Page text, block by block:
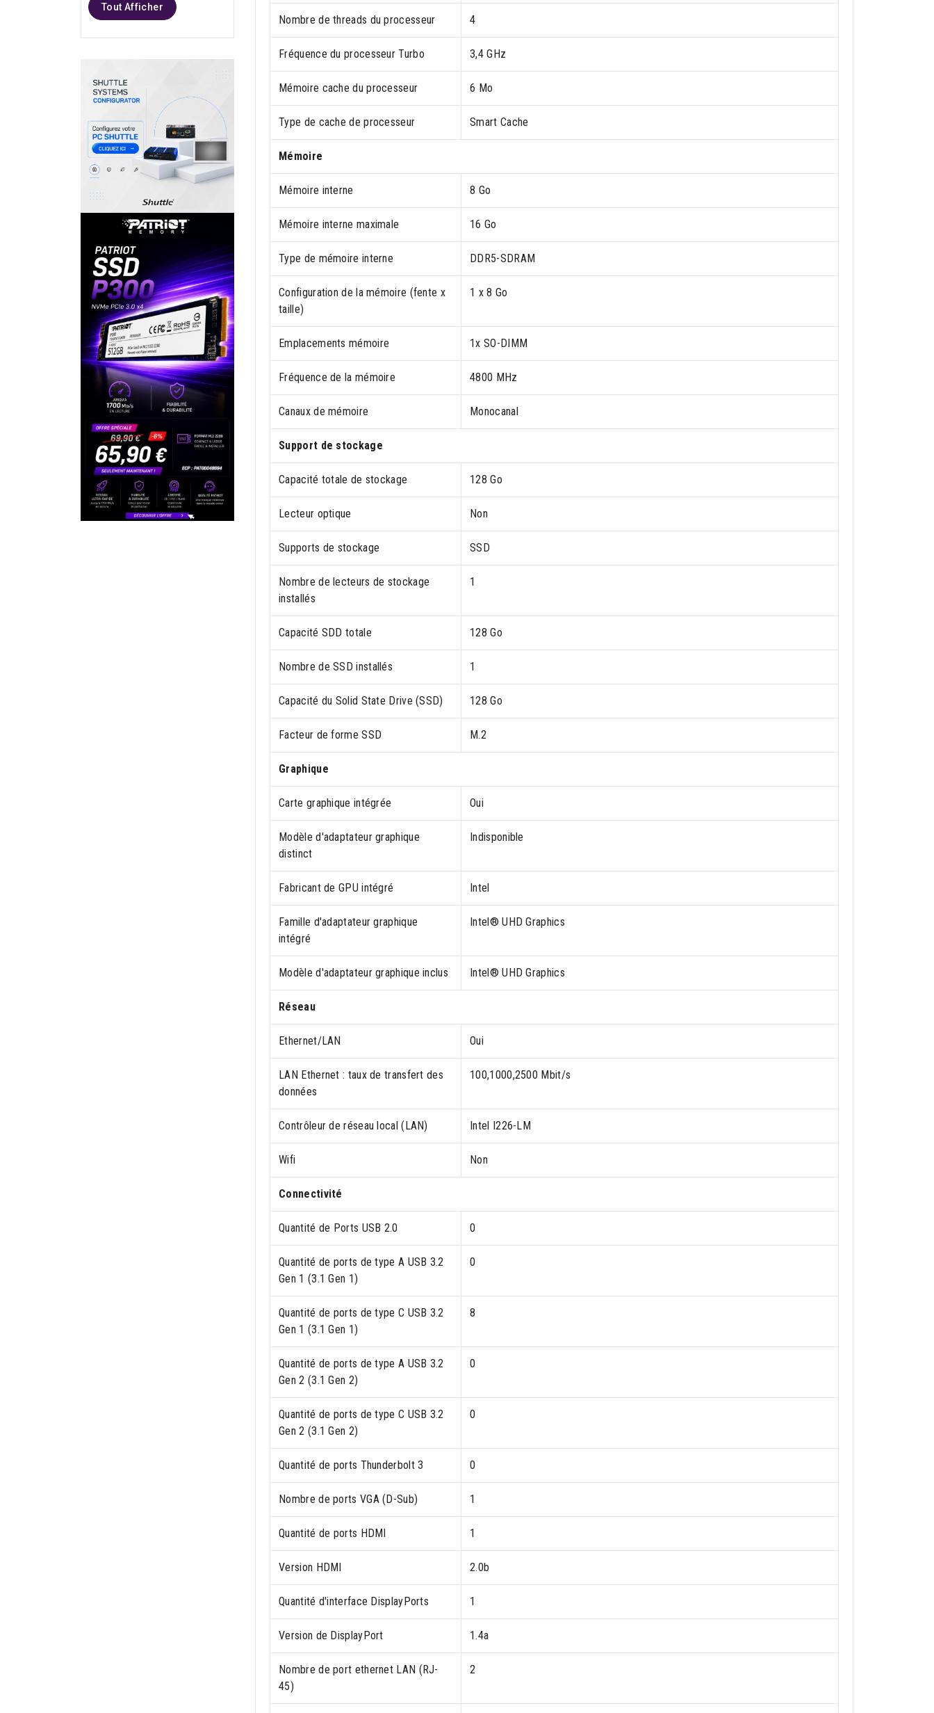
Tout Afficher
Nombre de threads du processeur 4
Fréquence du processeur Turbo 3,4 GHz
Mémoire cache du processeur 6 Mo
Type de cache de processeur Smart Cache
Mémoire
Mémoire interne 8 Go
Mémoire interne maximale 16 Go
Type de mémoire interne DDR5-SDRAM
Configuration de la mémoire (fente x
taille)
1 x 8 Go
Emplacements mémoire 1x SO-DIMM
Fréquence de la mémoire 4800 MHz
Canaux de mémoire Monocanal
Support de stockage
Capacité totale de stockage 128 Go
Lecteur optique Non
Supports de stockage SSD
Nombre de lecteurs de stockage
installés
1
Capacité SDD totale 128 Go
Nombre de SSD installés 1
Capacité du Solid State Drive (SSD) 128 Go
Facteur de forme SSD M.2
Graphique
Carte graphique intégrée Oui
Modèle d'adaptateur graphique
distinct
Indisponible
Fabricant de GPU intégré Intel
Famille d'adaptateur graphique
intégré
Intel® UHD Graphics
Modèle d'adaptateur graphique inclus Intel® UHD Graphics
Réseau
Ethernet/LAN Oui
LAN Ethernet : taux de transfert des
données
100,1000,2500 Mbit/s
Contrôleur de réseau local (LAN) Intel I226-LM
Wifi Non
Connectivité
Quantité de Ports USB 2.0 0
Quantité de ports de type A USB 3.2
Gen 1 (3.1 Gen 1)
0
Quantité de ports de type C USB 3.2
Gen 1 (3.1 Gen 1)
8
Quantité de ports de type A USB 3.2
Gen 2 (3.1 Gen 2)
0
Quantité de ports de type C USB 3.2
Gen 2 (3.1 Gen 2)
0
Quantité de ports Thunderbolt 3 0
Nombre de ports VGA (D-Sub) 1
Quantité de ports HDMI 1
Version HDMI 2.0b
Quantité d'interface DisplayPorts 1
Version de DisplayPort 1.4a
Nombre de port ethernet LAN (RJ-
45)
2